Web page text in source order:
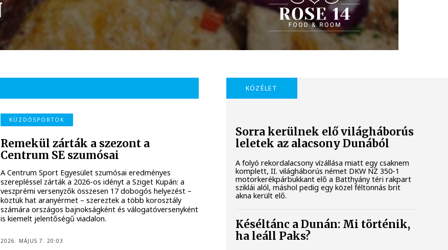
KÜZDŐSPORTOK
Remekül zárták a szezont a
Centrum SE szumósai
A Centrum Sport Egyesület szumósai eredményes
szerepléssel zárták a 2026-os idényt a Sziget Kupán: a
veszprémi versenyzők összesen 17 dobogós helyezést –
köztük hat aranyérmet – szereztek a több korosztály
számára országos bajnokságként és válogatóversenyként
is kiemelt jelentőségű viadalon.
2026. MÁJUS 7. 20:03
KÖZÉLET
Sorra kerülnek elő világháborús
leletek az alacsony Dunából
A folyó rekordalacsony vízállása miatt egy csaknem
komplett, II. világháborús német DKW NZ 350-1
motorkerékpárbukkant elő a Batthyány téri rakpart
sziklái alól, máshol pedig egy közel féltonnás brit
akna került elő.
Késéltánc a Dunán: Mi történik,
ha leáll Paks?